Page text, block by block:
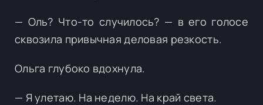
— Оль? Что-то случилось? — в его голосе
сквозила привычная деловая резкость.
Ольга глубоко вдохнула.
— Я улетаю. На неделю. На край света.